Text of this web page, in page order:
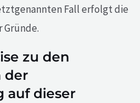
Fall erfolgt die
Gründe.
zu den
der
auf dieser